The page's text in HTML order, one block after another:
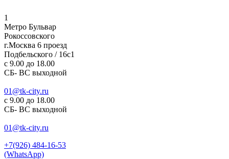
1
Метро Бульвар
Рокоссовского
г.Москва 6 проезд
Подбельского / 16с1
c 9.00 до 18.00
СБ- ВС выходной
01@tk-city.ru
c 9.00 до 18.00
СБ- ВС выходной
01@tk-city.ru
+7(926) 484-16-53
(WhatsApp)